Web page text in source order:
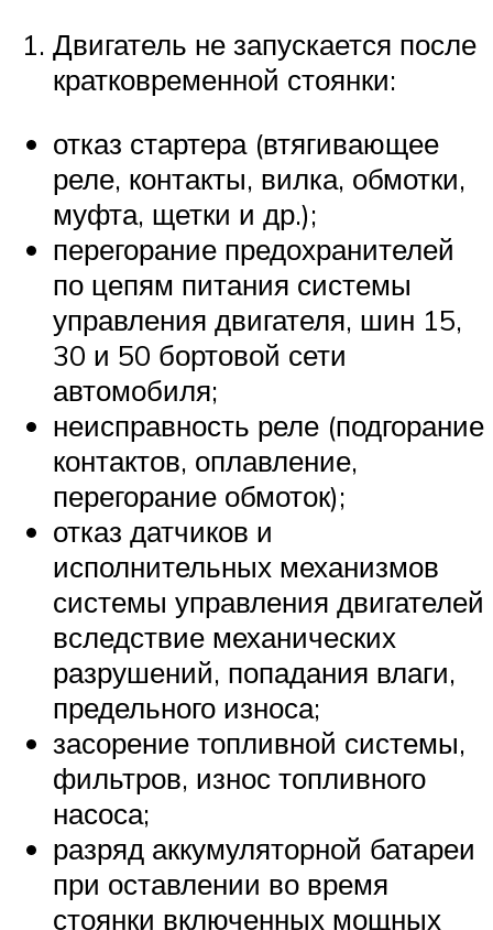
Двигатель не запускается после
кратковременной стоянки:
отказ стартера (втягивающее
реле, контакты, вилка, обмотки,
муфта, щетки и др.);
перегорание предохранителей
по цепям питания системы
управления двигателя, шин 15,
30 и 50 бортовой сети
автомобиля;
неисправность реле (подгорание
контактов, оплавление,
перегорание обмоток);
отказ датчиков и
исполнительных механизмов
системы управления двигателей
вследствие механических
разрушений, попадания влаги,
предельного износа;
засорение топливной системы,
фильтров, износ топливного
насоса;
разряд аккумуляторной батареи
при оставлении во время
стоянки включенных мощных